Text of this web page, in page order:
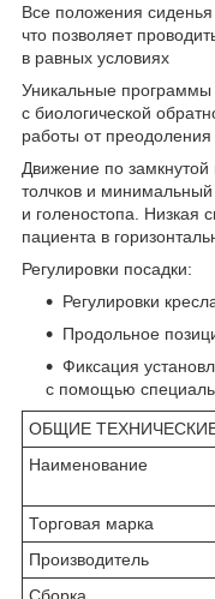
Все положения
что позволяет
в равных условиях
Уникальные программы
с биологической
работы от
Движение по замкнутой
толчков и минимальный
и голеностопа. Низкая
пациента в
Регулировки посадки:
Регулировки
Продольное
Фиксация
с помощью
ОБЩИЕ
Наименование
Торговая марка
Производитель
Сборка